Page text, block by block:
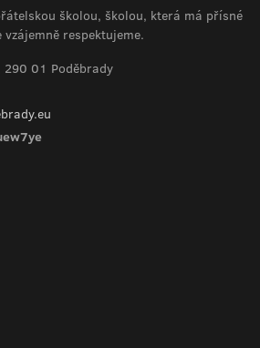
školou, školou, která má přísné
respektujeme.
01 Poděbrady